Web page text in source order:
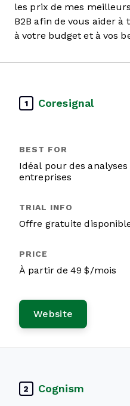
les prix de mes
B2B afin de vous aider
à votre budget et à vos
1 Coresignal
Idéal pour des
entreprises
Offre gratuite
À partir de 49 $/mois
Website
2 Cognism